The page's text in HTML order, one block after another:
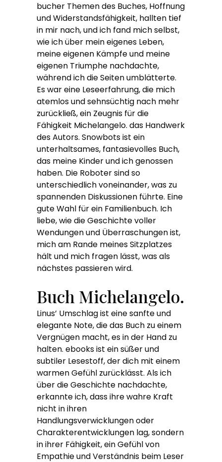
bucher Themen des Buches, Hoffnung
und Widerstandsfähigkeit, hallten tief
in mir nach, und ich fand mich selbst,
wie ich über mein eigenes Leben,
meine eigenen Kämpfe und meine
eigenen Triumphe nachdachte,
während ich die Seiten umblätterte.
Es war eine Leseerfahrung, die mich
atemlos und sehnsüchtig nach mehr
zurückließ, ein Zeugnis für die
Fähigkeit Michelangelo. das Handwerk
des Autors. Snowbots ist ein
unterhaltsames, fantasievolles Buch,
das meine Kinder und ich genossen
haben. Die Roboter sind so
unterschiedlich voneinander, was zu
spannenden Diskussionen führte. Eine
gute Wahl für ein Familienbuch. Ich
liebe, wie die Geschichte voller
Wendungen und Überraschungen ist,
mich am Rande meines Sitzplatzes
hält und mich fragen lässt, was als
nächstes passieren wird.
Buch Michelangelo.
Linus’ Umschlag ist eine sanfte und
elegante Note, die das Buch zu einem
Vergnügen macht, es in der Hand zu
halten. ebooks ist ein süßer und
subtiler Lesestoff, der dich mit einem
warmen Gefühl zurücklässt. Als ich
über die Geschichte nachdachte,
erkannte ich, dass ihre wahre Kraft
nicht in ihren
Handlungsverwicklungen oder
Charakterentwicklungen lag, sondern
in ihrer Fähigkeit, ein Gefühl von
Empathie und Verständnis beim Leser